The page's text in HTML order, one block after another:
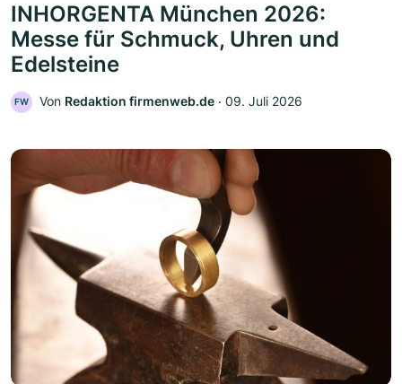
INHORGENTA München 2026:
Messe für Schmuck, Uhren und
Edelsteine
FW Von Redaktion firmenweb.de ‧ 09. Juli 2026